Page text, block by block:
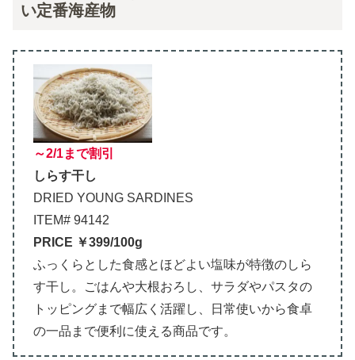
い定番海産物
～2/1まで割引
しらす干し
DRIED YOUNG SARDINES
ITEM# 94142
PRICE ￥399/100g
ふっくらとした食感とほどよい塩味が特徴のしら
す干し。ごはんや大根おろし、サラダやパスタの
トッピングまで幅広く活躍し、日常使いから食卓
の一品まで便利に使える商品です。